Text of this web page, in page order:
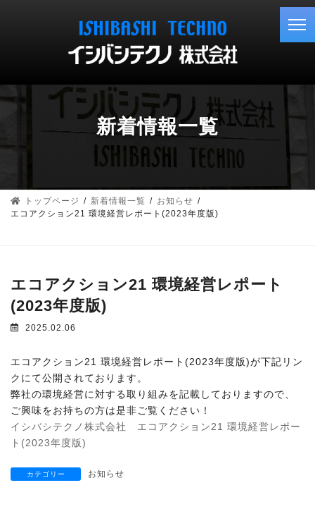
ス
ン
新着情報一覧
トップページ 新着情報一覧
お知らせ
エコアクション21 環境経営レポート(2023年度版)
エコアクション21 環境経営レポート
(2023年度版)
2025.02.06
エコアクション21 環境経営レポート(2023年度版)が下記リン
クにて公開されております。
弊社の環境経営に対する取り組みを記載しておりますので、
ご興味をお持ちの方は是非ご覧ください！
イシバシテクノ株式会社 エコアクション21 環境経営レポー
ト(2023年度版)
カテゴリー お知らせ